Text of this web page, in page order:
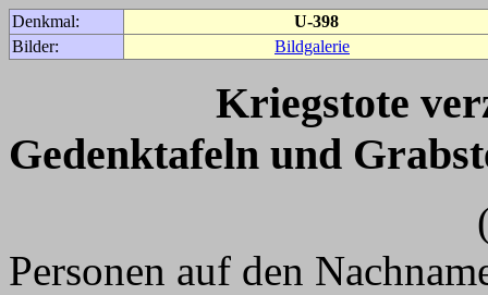
Denkmal:
U-398
Bilder:
Bildgalerie
Kriegstote
Gedenktafeln und
(Für weitere
Personen auf den